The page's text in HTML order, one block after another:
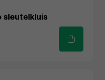
sleutelkluis